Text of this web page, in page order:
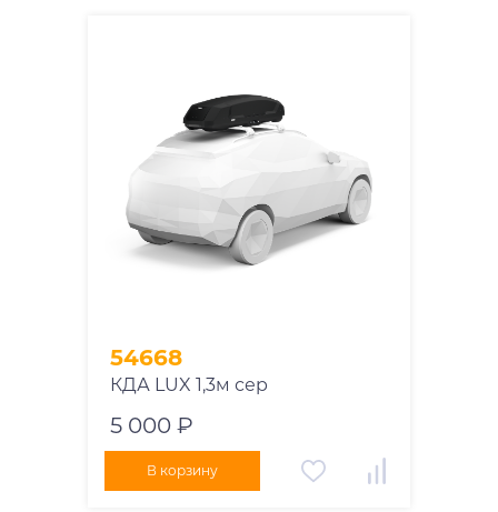
54668
КДА LUX 1,3м сер
5 000 ₽
В корзину